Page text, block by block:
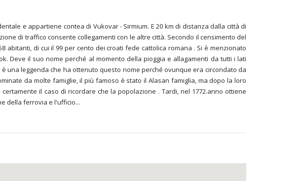
e appartiene contea di Vukovar - Sirmium. E 20 km di distanza dalla città di
di traffico consente collegamenti con le altre città. Secondo il censimento del
abitanti, di cui il 99 per cento dei croati fede cattolica romana . Si è menzionato
Deve il suo nome perché al momento della pioggia e allagamenti da tutti i lati
una leggenda che ha ottenuto questo nome perché ovunque era circondato da
da molte famiglie, il più famoso è stato il Alasan famiglia, ma dopo la loro
il caso di ricordare che la popolazione . Tardi, nel 1772.anno ottiene
della ferrovia e l'ufficio...